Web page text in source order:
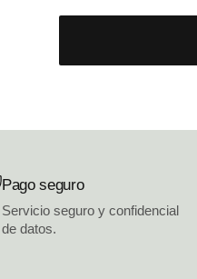
Pago seguro
Servicio seguro y confidencial
de datos.